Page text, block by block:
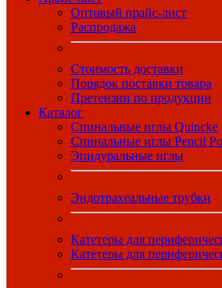
Оптовый прайс-лист
Распродажа
Стоимость доставки
Порядок поставки товара
Претензии по продукции
Каталог
Спинальные иглы Quincke
Спинальные иглы Pencil
Эпидуральные иглы
Эндотрахеальные трубки
Катетеры для
Катетеры для